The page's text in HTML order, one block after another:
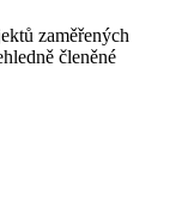
zaměřených
členěné